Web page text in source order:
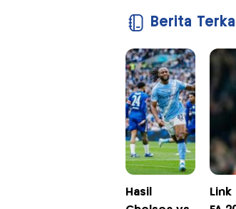
Berita
Hasil